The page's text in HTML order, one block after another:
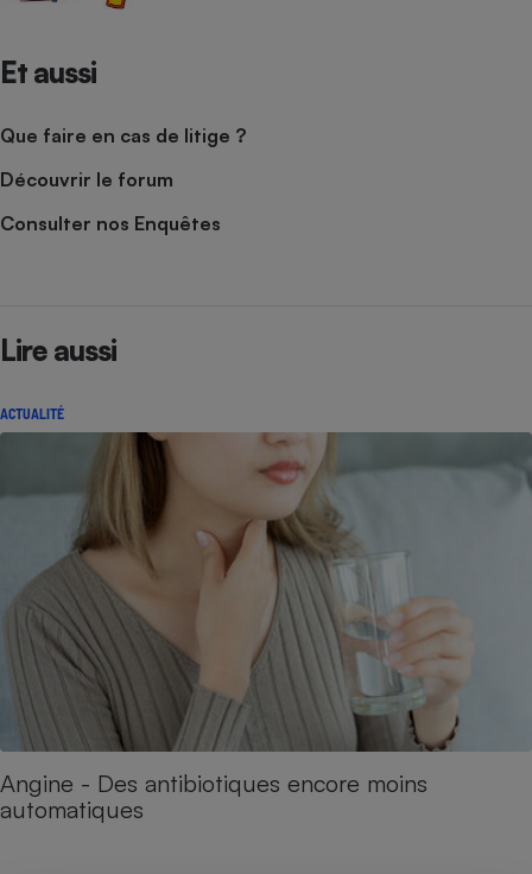
Et aussi
Que faire en cas de litige ?
Découvrir le forum
Consulter nos Enquêtes
Lire aussi
ACTUALITÉ
Angine - Des antibiotiques encore moins
automatiques